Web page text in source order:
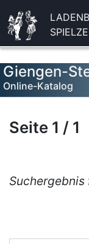
Giengen-
Online-Katalog
Seite 1 / 1
Suchergebnis